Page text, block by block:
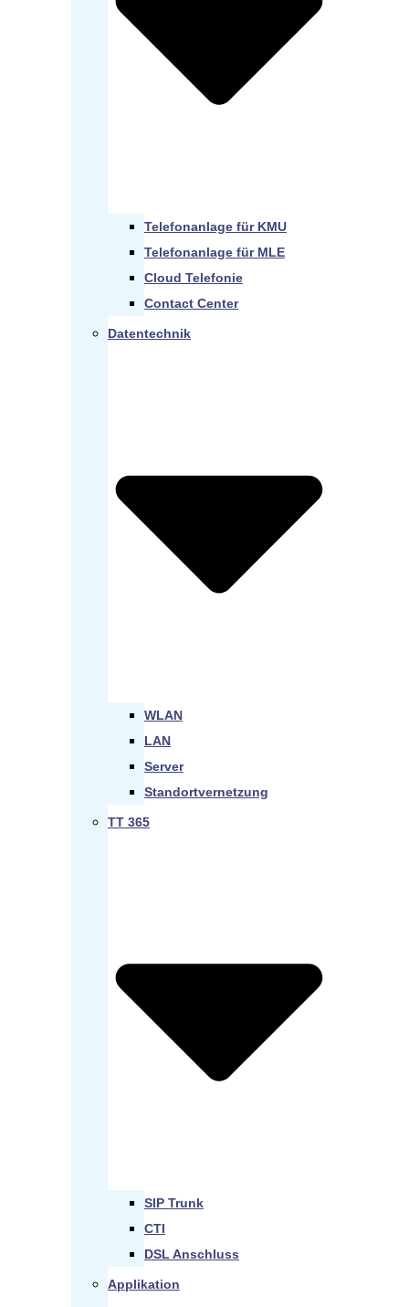
Telefonanlage für KMU
Telefonanlage für MLE
Cloud Telefonie
Contact Center
Datentechnik
WLAN
LAN
Server
Standortvernetzung
TT 365
SIP Trunk
CTI
DSL Anschluss
Applikation